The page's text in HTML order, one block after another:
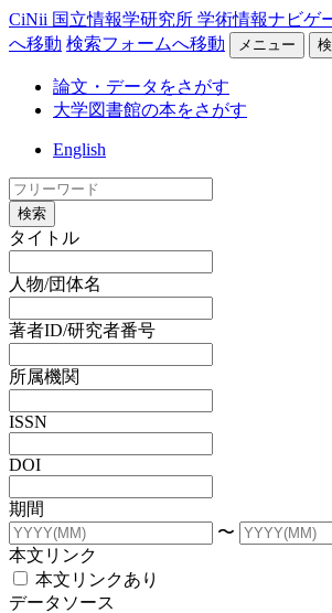
CiNii 国立情報学研究所 学術情報ナビゲ
へ移動 検索フォームへ移動 メニュー
論文・データをさがす
大学図書館の本をさがす
English
検索
タイトル
人物/団体名
著者ID/研究者番号
所属機関
ISSN
DOI
期間
〜
本文リンク
本文リンクあり
データソース